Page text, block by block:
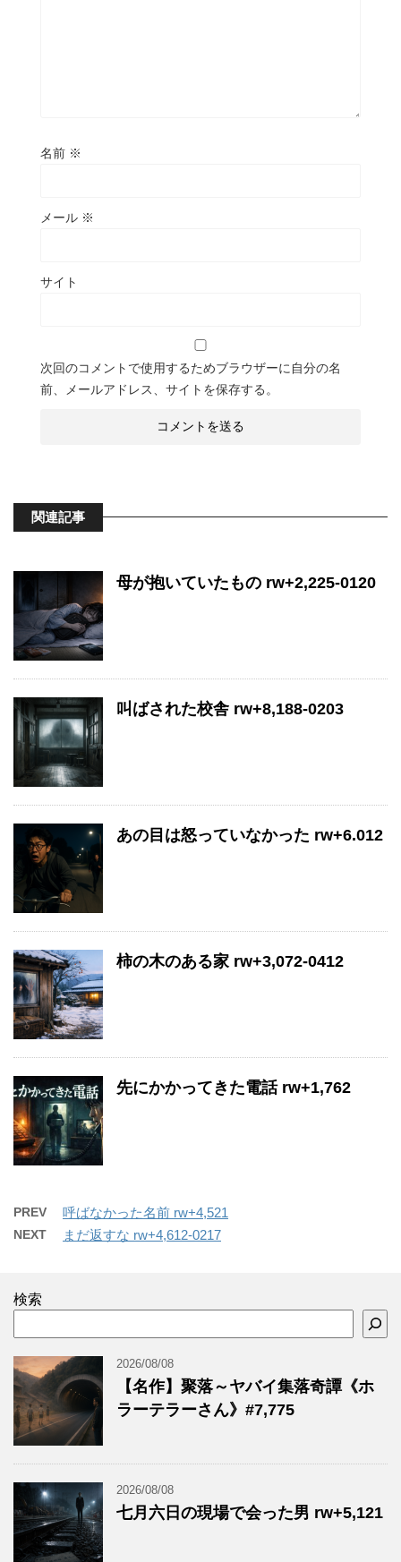
名前 ※
メール ※
サイト
次回のコメントで使用するためブラウザーに自分の名
前、メールアドレス、サイトを保存する。
関連記事
母が抱いていたもの rw+2,225-0120
叫ばされた校舎 rw+8,188-0203
あの目は怒っていなかった rw+6.012
柿の木のある家 rw+3,072-0412
先にかかってきた電話 rw+1,762
PREV 呼ばなかった名前 rw+4,521
NEXT まだ返すな rw+4,612-0217
検索
2026/08/08
【名作】聚落～ヤバイ集落奇譚《ホ
ラーテラーさん》#7,775
2026/08/08
七月六日の現場で会った男 rw+5,121